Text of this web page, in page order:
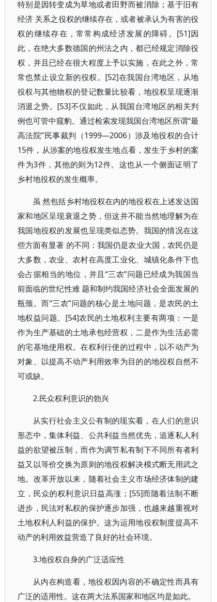
特别是因转变成为草地或者田野而被消除；基于旧有
经济 关系之役权的继续存在，或者被承认为有害的役
权的继续存在，常常构成经济发展的障碍。[51]因
此，在绝大多数德国的州法之内，都已经规定消除役
权，并且已经在很大程度上予以实施，在此之外，常
常也禁止设立新的役权。[52]在我国台湾地区，从地
役权与其他物权的登记数量比较看，地役权呈现逐渐
消退之势。[53]不仅如此，从我国台湾地区的相关判
例也可管中窥豹。通过检索发现我国台湾地区所谓“最
高法院”民事裁判（1999—2006）涉及地役权的合计
15件，从涉案的地役权发生地点看，发生于乡村的案
件为3件，其他的则为12件。这也从一个侧面证明了
乡村地役权的发生概率。
虽 然包括乡村地役权在内的地役权在上述发达国
家和地区呈现衰退之势，但这并不能当然地理解为在
我国地役权的发展也呈现类似态势。我国的情况在这
些方面有显著 的不同：我国仍是农业大国，农民仍是
大多数，农业、农村在高度工业化、城镇化条件下也
会占据相当的地位，并且“三农”问题已经成为我国当
前面临的世纪性难 题和制约我国经济社会全面发展的
瓶颈。而“三农”问题的核心是土地问题，是农民的土
地权益问题。[54]农民的土地权利主要有两项：一是
作为生产基础的土地承包经营权，二是作为生活必需
的宅基地使用权。在权利行使的过程中，以不动产为
对象、以提高不动产利用效率为目的的地役权自然不
可或缺。
2.民众权利意识的勃兴
从实行社会主义公有制的现实看，在人们的意识
形态中，集体利益、公共利益当然优先，追逐私人利
益的欲望被压制，而作为调节私有制下不同所有者利
益又以等价交换为原则的地役权解决模式断无用武之
地。改革开放以来，随着社会主义市场经济体制的建
立，民众的权利意识日益高涨；[55]而随着法制不断
进步，民法对私权的保护逐步加强，也越来越重视对
土地权利人利益的保护。这为运用地役权制度提高不
动产的利用效益营造了良好的社会环境。
3.地役权自身的广泛适应性
从内在构造看，地役权因内容的不确定性而具有
广泛的适用性。这在两大法系国家和地区均是如此。